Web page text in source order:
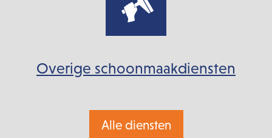
Overige schoonmaakdiensten
Alle diensten